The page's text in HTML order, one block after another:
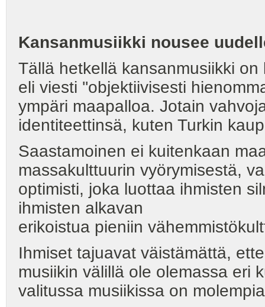
Kansanmusiikki nousee
Tällä hetkellä kansanmusiikki
eli viesti ''objektiivisesti
ympäri maapalloa. Jotain
identiteettinsä, kuten Turkin
Saastamoinen ei kuitenkaan
massakulttuurin vyörymisestä,
optimisti, joka luottaa ihmisten
ihmisten alkavan
erikoistua pieniin
Ihmiset tajuavat väistämättä,
musiikin välillä ole olemassa eri
valitussa musiikissa on